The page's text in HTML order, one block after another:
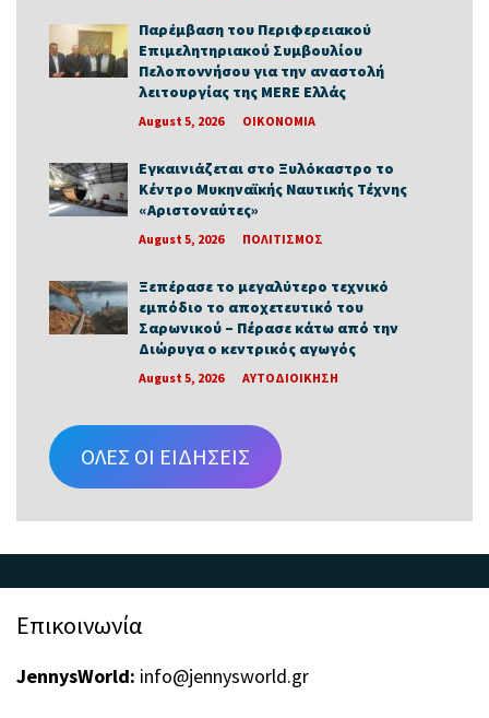
Παρέμβαση του Περιφερειακού
Επιμελητηριακού Συμβουλίου
Πελοποννήσου για την αναστολή
λειτουργίας της MERE Ελλάς
August 5, 2026 ΟΙΚΟΝΟΜΙΑ
Εγκαινιάζεται στο Ξυλόκαστρο το
Κέντρο Μυκηναϊκής Ναυτικής Τέχνης
«Αριστοναύτες»
August 5, 2026 ΠΟΛΙΤΙΣΜΟΣ
Ξεπέρασε το μεγαλύτερο τεχνικό
εμπόδιο το αποχετευτικό του
Σαρωνικού – Πέρασε κάτω από την
Διώρυγα ο κεντρικός αγωγός
August 5, 2026 ΑΥΤΟΔΙΟΙΚΗΣΗ
ΟΛΕΣ ΟΙ ΕΙΔΗΣΕΙΣ
Επικοινωνία
JennysWorld: info@jennysworld.gr